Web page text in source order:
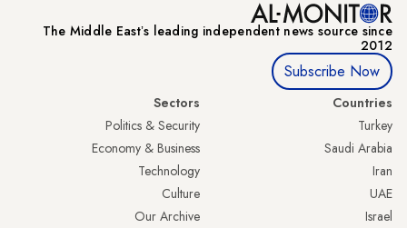
The Middle Eastʼs leading independent news source since
2012
Subscribe Now
Countries
Turkey
Saudi Arabia
Iran
UAE
Israel
Sectors
Politics & Security
Economy & Business
Technology
Culture
Our Archive